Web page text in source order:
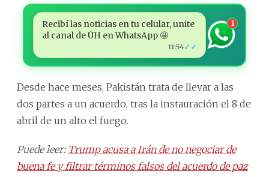
Recibí las noticias en tu celular, unite
al canal de ÚH en WhatsApp 🤩
11:54✓✓
1
Desde hace meses, Pakistán trata de llevar a las
dos partes a un acuerdo, tras la instauración el 8 de
abril de un alto el fuego.
Puede leer: Trump acusa a Irán de no negociar de
buena fe y filtrar términos falsos del acuerdo de paz